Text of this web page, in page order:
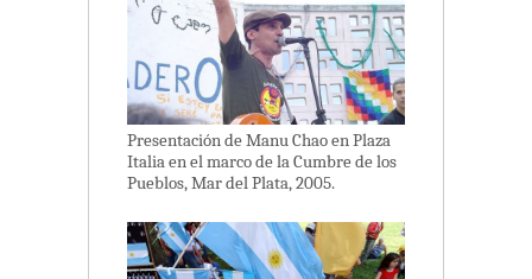
Presentación de Manu Chao en Plaza
Italia en el marco de la Cumbre de los
Pueblos, Mar del Plata, 2005.